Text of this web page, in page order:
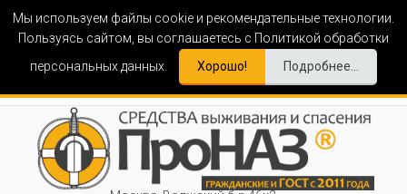
Мы используем файлы cookie и рекомендательные технологии.
Пользуясь сайтом, вы соглашаетесь с Политикой обработки
персональных данных.
Хорошо! Подробнее...